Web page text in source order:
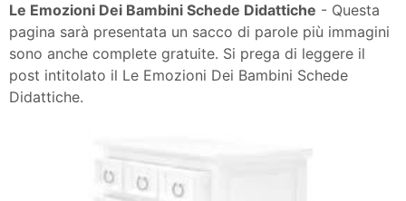
Le Emozioni Dei Bambini Schede Didattiche - Questa
pagina sarà presentata un sacco di parole più immagini
sono anche complete gratuite. Si prega di leggere il
post intitolato il Le Emozioni Dei Bambini Schede
Didattiche.